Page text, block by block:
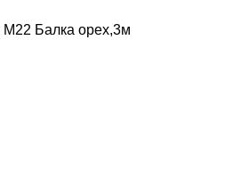
М22 Балка орех,3м